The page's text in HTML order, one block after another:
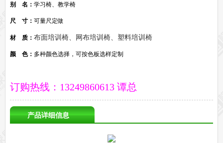
格创动态
行业动态 家具常识
走进格创家具
联系北琛深圳办公家具厂
关于北琛品牌办公家具 企业文化
别 名： 学习椅、教学椅
尺 寸： 可量尺定做
材 质： 布面培训椅、网布培训椅、塑料培训椅
颜 色： 多种颜色选择，可按色板选样定制
订购热线：13249860613 谭总
产品详细信息